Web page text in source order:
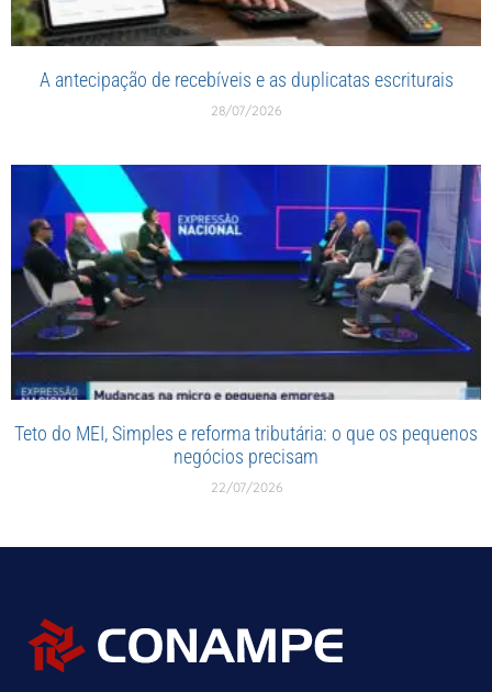
A antecipação de recebíveis e as duplicatas escriturais
28/07/2026
Teto do MEI, Simples e reforma tributária: o que os pequenos
negócios precisam
22/07/2026